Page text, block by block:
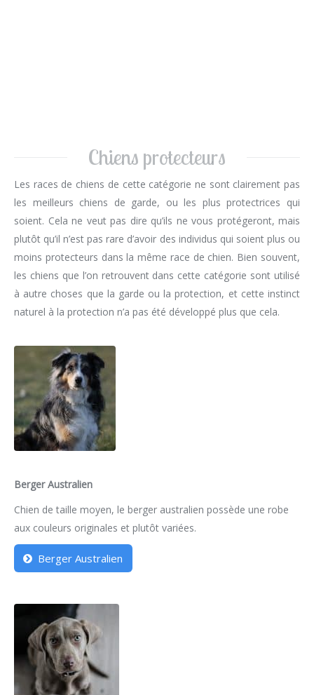
Chiens protecteurs
Les races de chiens de cette catégorie ne sont clairement pas
les meilleurs chiens de garde, ou les plus protectrices qui
soient. Cela ne veut pas dire qu’ils ne vous protégeront, mais
plutôt qu’il n’est pas rare d’avoir des individus qui soient plus ou
moins protecteurs dans la même race de chien. Bien souvent,
les chiens que l’on retrouvent dans cette catégorie sont utilisé
à autre choses que la garde ou la protection, et cette instinct
naturel à la protection n’a pas été développé plus que cela.
Berger Australien
Chien de taille moyen, le berger australien possède une robe
aux couleurs originales et plutôt variées.
Berger Australien